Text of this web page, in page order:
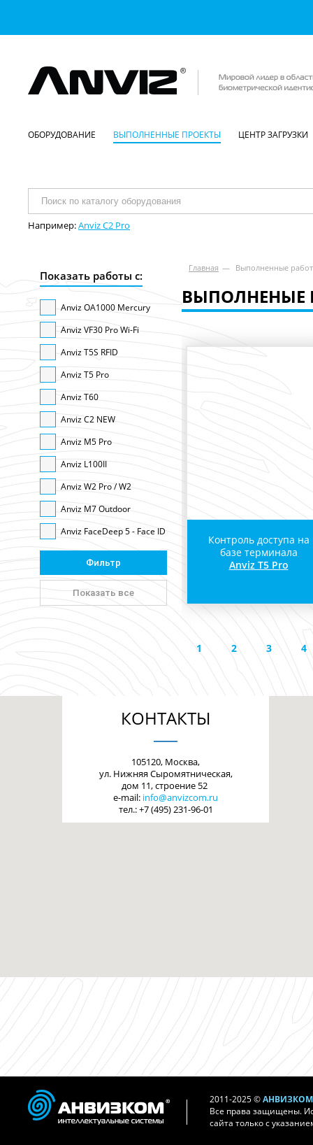
ОБОРУДОВАНИЕ ВЫПОЛНЕННЫЕ ПРОЕКТЫ ЦЕНТР ЗАГРУЗКИ
Например:Anviz C2 Pro
Показать работы с:
Anviz OA1000 Mercury
Anviz VF30 Pro Wi-Fi
Anviz T5S RFID
Anviz T5 Pro
Anviz T60
Anviz C2 NEW
Anviz M5 Pro
Anviz L100II
Anviz W2 Pro / W2
Anviz M7 Outdoor
Anviz FaceDeep 5 - Face ID
Главная — Выполненные
ВЫПОЛНЕНЫЕ
Контроль доступа на
базе терминала
Anviz T5 Pro
1 2 3 4
КОНТАКТЫ
105120, Москва,
ул. Нижняя Сыромятническая,
дом 11, строение 52
e-mail: info@anvizcom.ru
тел.: +7 (495) 231-96-01
2011-2025 ©
Все права защищены.
сайта только с